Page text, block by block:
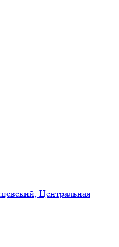
Центральная